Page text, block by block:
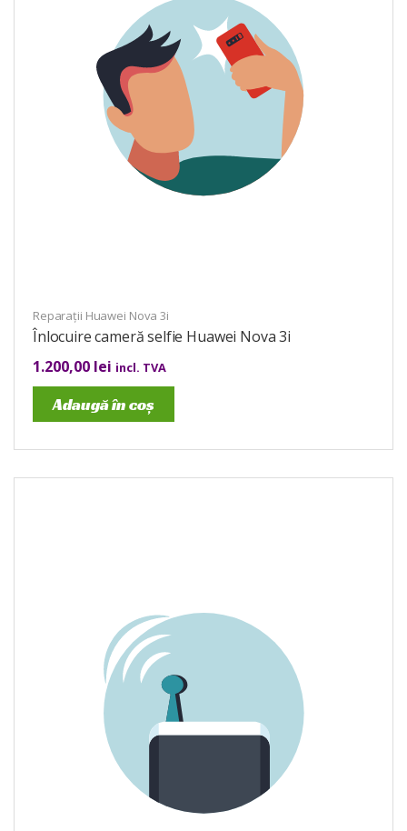
Reparații Huawei Nova 3i
Înlocuire cameră selfie Huawei Nova 3i
1.200,00 lei incl. TVA
Adaugă în coș